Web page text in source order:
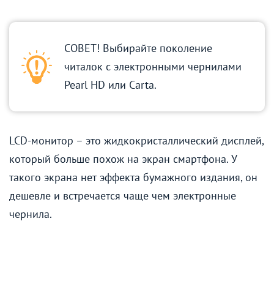
СОВЕТ! Выбирайте поколение
читалок с электронными чернилами
Pearl HD или Carta.
LCD-монитор – это жидкокристаллический дисплей,
который больше похож на экран смартфона. У
такого экрана нет эффекта бумажного издания, он
дешевле и встречается чаще чем электронные
чернила.